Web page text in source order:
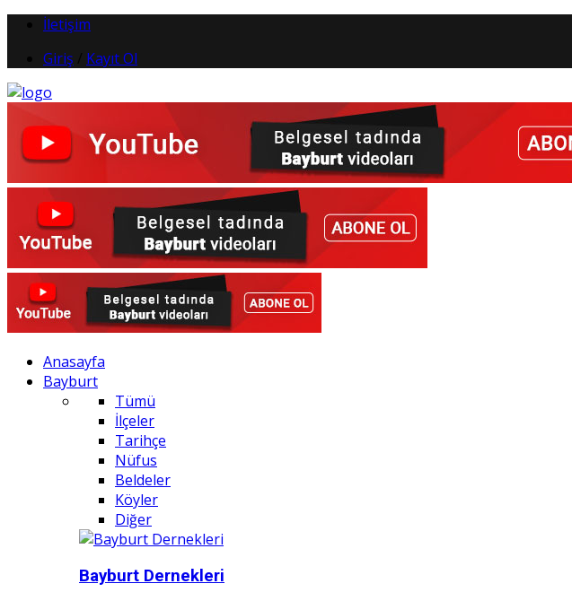
İletişim
Giriş
Kayıt Ol
Anasayfa
Bayburt
Tümü
İlçeler
Tarihçe
Nüfus
Beldeler
Köyler
Diğer
Bayburt Dernekleri